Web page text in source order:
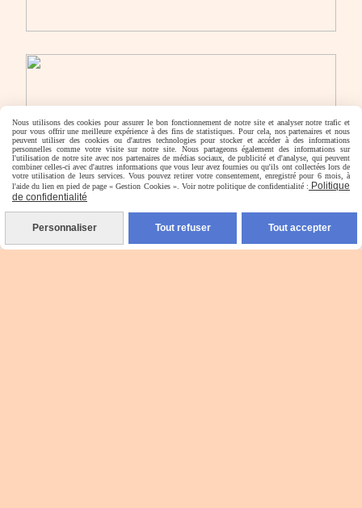
Nous utilisons des cookies pour assurer le bon fonctionnement de notre site et analyser notre trafic et
pour vous offrir une meilleure expérience à des fins de statistiques. Pour cela, nos partenaires et nous
peuvent utiliser des cookies ou d'autres technologies pour stocker et accéder à des informations
personnelles comme votre visite sur notre site. Nous partageons également des informations sur
l'utilisation de notre site avec nos partenaires de médias sociaux, de publicité et d'analyse, qui peuvent
combiner celles-ci avec d'autres informations que vous leur avez fournies ou qu'ils ont collectées lors de
votre utilisation de leurs services. Vous pouvez retirer votre consentement, enregistré pour 6 mois, à
l'aide du lien en pied de page « Gestion Cookies ». Voir notre politique de confidentialité : Politique
de confidentialité
Personnaliser Tout refuser Tout accepter